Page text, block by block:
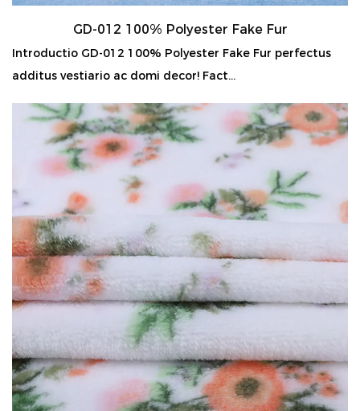
GD-012 100% Polyester Fake Fur
Introductio GD-012 100% Polyester Fake Fur perfectus
additus vestiario ac domi decor! Fact...